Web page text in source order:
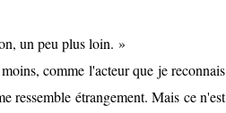
un peu plus loin. »
comme l'acteur que je reconnais
ressemble étrangement. Mais ce n'est